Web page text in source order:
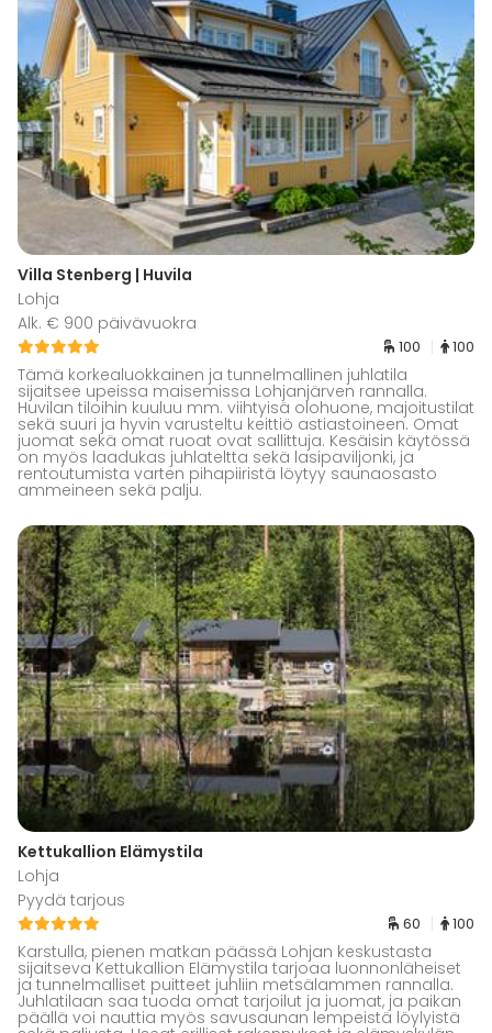
Villa Stenberg | Huvila
Lohja
Alk. € 900 päivävuokra
100 100
Tämä korkealuokkainen ja tunnelmallinen juhlatila
sijaitsee upeissa maisemissa Lohjanjärven rannalla.
Huvilan tiloihin kuuluu mm. viihtyisä olohuone, majoitustilat
sekä suuri ja hyvin varusteltu keittiö astiastoineen. Omat
juomat sekä omat ruoat ovat sallittuja. Kesäisin käytössä
on myös laadukas juhlateltta sekä lasipaviljonki, ja
rentoutumista varten pihapiiristä löytyy saunaosasto
ammeineen sekä palju.
Kettukallion Elämystila
Lohja
Pyydä tarjous
60 100
Karstulla, pienen matkan päässä Lohjan keskustasta
sijaitseva Kettukallion Elämystila tarjoaa luonnonläheiset
ja tunnelmalliset puitteet juhliin metsälammen rannalla.
Juhlatilaan saa tuoda omat tarjoilut ja juomat, ja paikan
päällä voi nauttia myös savusaunan lempeistä löylyistä